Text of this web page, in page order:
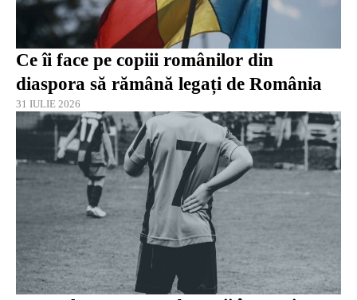
Ce îi face pe copiii românilor din
diaspora să rămână legați de România
31 IULIE 2026